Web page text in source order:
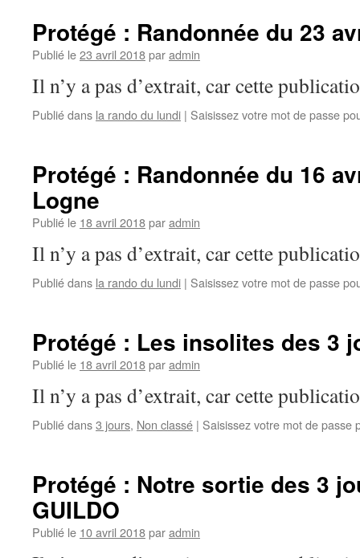
Protégé : Randonnée du 23
Publié le23 avril 2018paradmin
Il n’y a pas d’extrait, car cette
Publié dans la rando du lundi | Saisissez votre mot de passe
Protégé : Randonnée du 16
Logne
Publié le 18 avril 2018paradmin
Il n’y a pas d’extrait, car cette
Publié dans la rando du lundi | Saisissez votre mot de passe
Protégé : Les insolites des 3
Publié le 18 avril 2018paradmin
Il n’y a pas d’extrait, car cette
Publié dans3 jours, Non classé | Saisissez votre mot de passe
Protégé : Notre sortie des 3
GUILDO
Publié le 10 avril 2018paradmin